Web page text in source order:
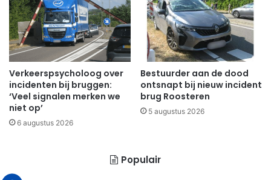
Verkeerspsycholoog over
incidenten bij bruggen:
‘Veel signalen merken we
niet op’
6 augustus 2026
Bestuurder aan de dood
ontsnapt bij nieuw incident
brug Roosteren
5 augustus 2026
Populair